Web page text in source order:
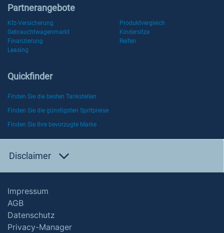
Partnerangebote
Kfz-Versicherung
Produktvergleich
Gebrauchtwagenmarkt
Kindersitze
Finanzierung
Reifen
Leasing
Quickfinder
Finden Sie die besten Tankstellen
Finden Sie die günstigsten Spritpreise
Finden Sie Ihre bevorzugte Marke
Disclaimer
Impressum
AGB
Datenschutz
Privacy-Manager